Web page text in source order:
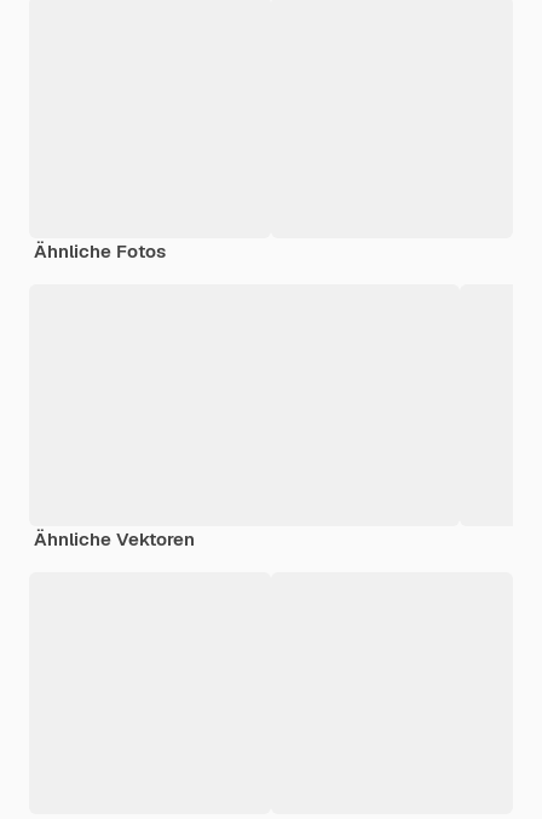
Ähnliche Fotos
Ähnliche Vektoren